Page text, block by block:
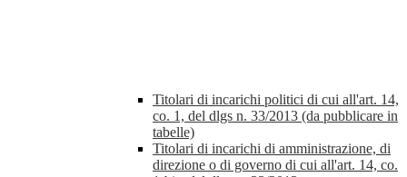
Titolari di incarichi politici di cui all'art. 14,
co. 1, del dlgs n. 33/2013 (da pubblicare in
tabelle)
Titolari di incarichi di amministrazione, di
direzione o di governo di cui all'art. 14, co.